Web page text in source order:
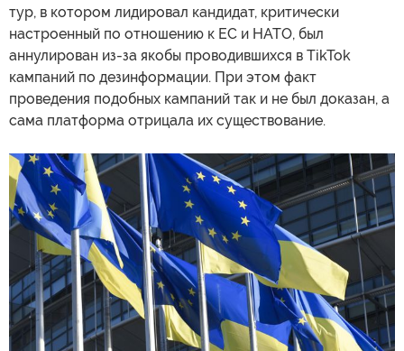
тур, в котором лидировал кандидат, критически
настроенный по отношению к ЕС и НАТО, был
аннулирован из-за якобы проводившихся в TikTok
кампаний по дезинформации. При этом факт
проведения подобных кампаний так и не был доказан, а
сама платформа отрицала их существование.